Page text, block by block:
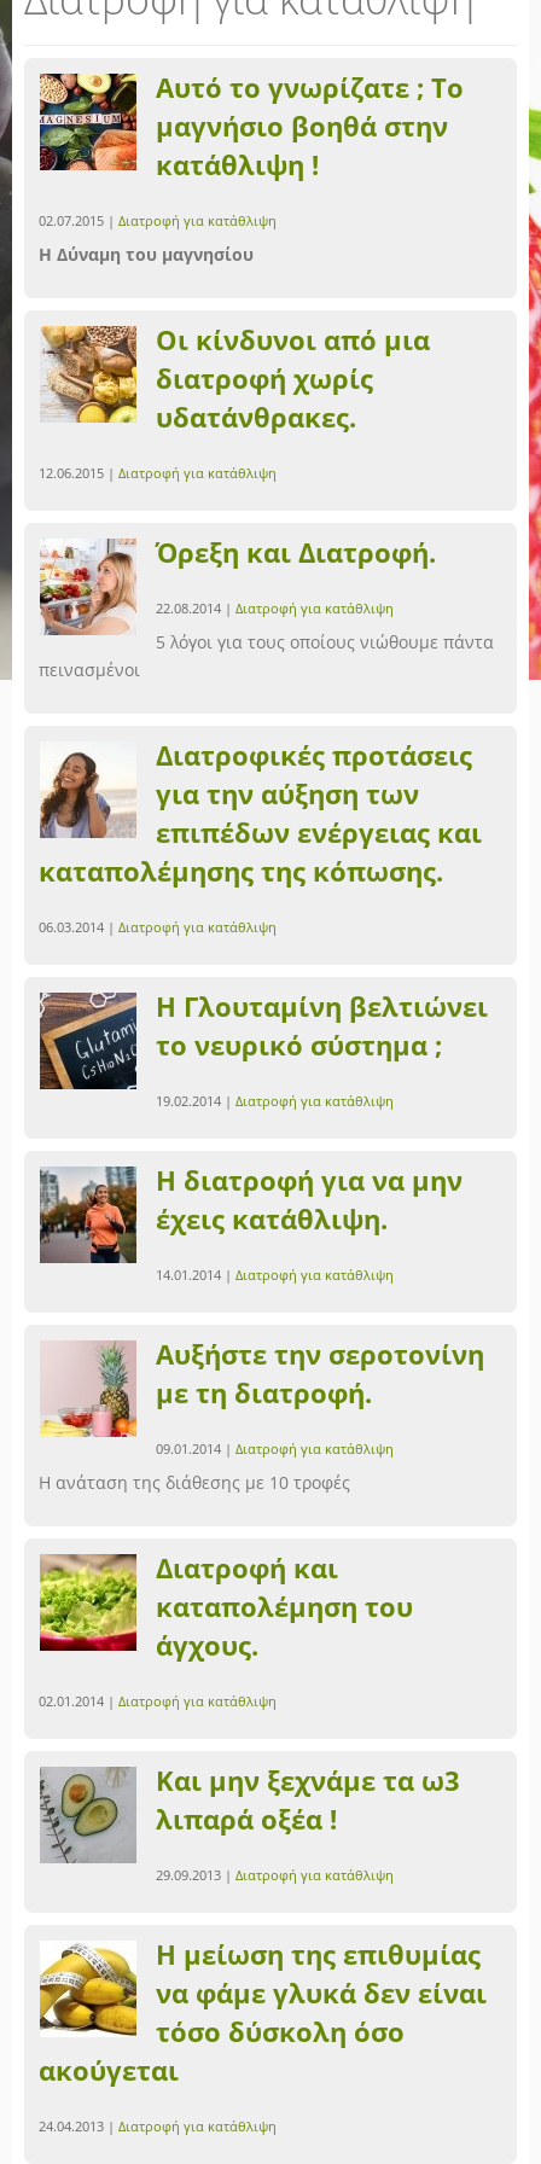
Αυτό το γνωρίζατε ; Το
μαγνήσιο βοηθά στην
κατάθλιψη !
02.07.2015 | Διατροφή για κατάθλιψη
Η Δύναμη του μαγνησίου
Οι κίνδυνοι από μια
διατροφή χωρίς
υδατάνθρακες.
12.06.2015 | Διατροφή για κατάθλιψη
Όρεξη και Διατροφή.
22.08.2014 | Διατροφή για κατάθλιψη
5 λόγοι για τους οποίους νιώθουμε πάντα
πεινασμένοι
Διατροφικές προτάσεις
για την αύξηση των
επιπέδων ενέργειας και
καταπολέμησης της κόπωσης.
06.03.2014 | Διατροφή για κατάθλιψη
Η Γλουταμίνη βελτιώνει
το νευρικό σύστημα ;
19.02.2014 | Διατροφή για κατάθλιψη
Η διατροφή για να μην
έχεις κατάθλιψη.
14.01.2014 | Διατροφή για κατάθλιψη
Αυξήστε την σεροτονίνη
με τη διατροφή.
09.01.2014 | Διατροφή για κατάθλιψη
Η ανάταση της διάθεσης με 10 τροφές
Διατροφή και
καταπολέμηση του
άγχους.
02.01.2014 | Διατροφή για κατάθλιψη
Και μην ξεχνάμε τα ω3
λιπαρά οξέα !
29.09.2013 | Διατροφή για κατάθλιψη
Η μείωση της επιθυμίας
να φάμε γλυκά δεν είναι
τόσο δύσκολη όσο
ακούγεται
24.04.2013 | Διατροφή για κατάθλιψη